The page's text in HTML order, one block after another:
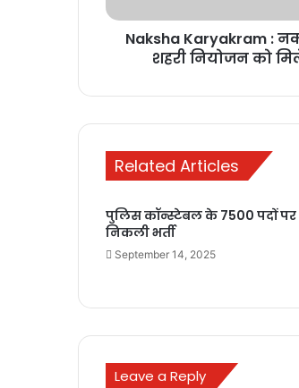
Naksha Karyakram :
शहरी नियोजन को
Related Articles
पुलिस कॉन्स्टेबल के 7500 पदों पर
निकली भर्ती
September 14, 2025
Leave a Reply